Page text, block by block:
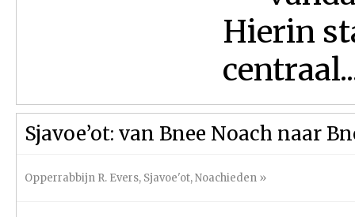
Hierin
Sjavoe’ot: van Bnee Noach naar
Opperrabbijn R. Evers, Sjavoe'ot,Noachieden »